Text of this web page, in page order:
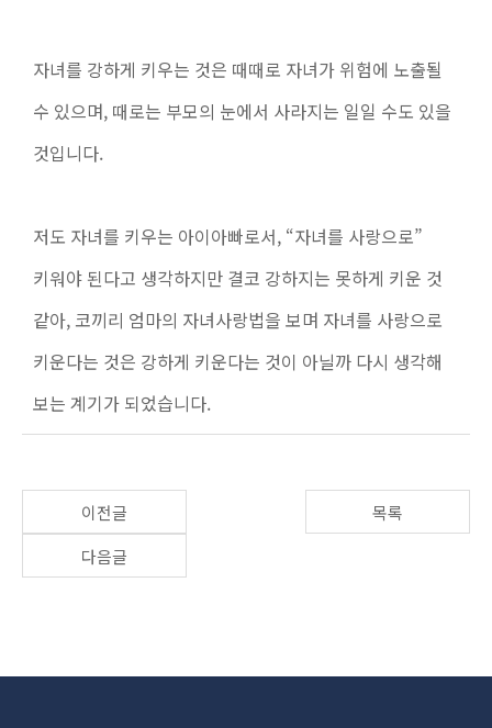
자녀를 강하게 키우는 것은 때때로 자녀가 위험에 노출될
수 있으며, 때로는 부모의 눈에서 사라지는 일일 수도 있을
것입니다.
저도 자녀를 키우는 아이아빠로서, “자녀를 사랑으로”
키워야 된다고 생각하지만 결코 강하지는 못하게 키운 것
같아, 코끼리 엄마의 자녀사랑법을 보며 자녀를 사랑으로
키운다는 것은 강하게 키운다는 것이 아닐까 다시 생각해
보는 계기가 되었습니다.
이전글
다음글
목록